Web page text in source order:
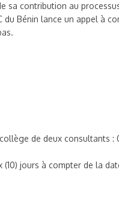
sa contribution au
Bénin lance un appel à
de deux consultants :
(10) jours à compter de la